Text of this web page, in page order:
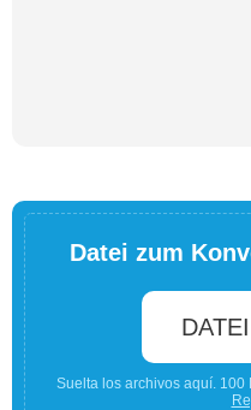
Datei zum
Suelta los archivos aquí. 100